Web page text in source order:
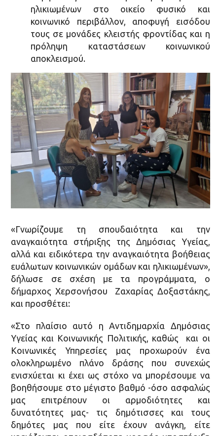
ηλικιωμένων στο οικείο φυσικό και
κοινωνικό περιβάλλον, αποφυγή εισόδου
τους σε μονάδες κλειστής φροντίδας και η
πρόληψη καταστάσεων κοινωνικού
αποκλεισμού.
«Γνωρίζουμε τη σπουδαιότητα και την
αναγκαιότητα στήριξης της Δημόσιας Υγείας,
αλλά και ειδικότερα την αναγκαιότητα βοήθειας
ευάλωτων κοινωνικών ομάδων και ηλικιωμένων»,
δήλωσε σε σχέση με τα προγράμματα, ο
δήμαρχος Χερσονήσου Ζαχαρίας Δοξαστάκης,
και προσθέτει:
«Στο πλαίσιο αυτό η Αντιδημαρχία Δημόσιας
Υγείας και Κοινωνικής Πολιτικής, καθώς και οι
Κοινωνικές Υπηρεσίες μας προχωρούν ένα
ολοκληρωμένο πλάνο δράσης που συνεχώς
ενισχύεται κι έχει ως στόχο να μπορέσουμε να
βοηθήσουμε στο μέγιστο βαθμό -όσο ασφαλώς
μας επιτρέπουν οι αρμοδιότητες και
δυνατότητες μας- τις δημότισσες και τους
δημότες μας που είτε έχουν ανάγκη, είτε